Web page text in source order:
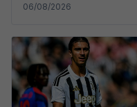
06/08/2026